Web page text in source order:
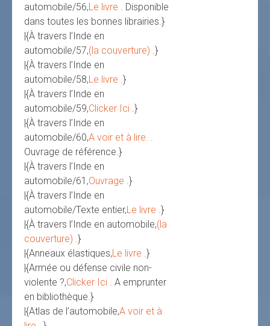
automobile/56,Le livre
. Disponible
dans toutes les bonnes librairies.}
|{À travers l’Inde en
automobile/57,(la couverture) .}
|{À travers l’Inde en
automobile/58,Le livre .}
|{À travers l’Inde en
automobile/59,Clicker Ici .}
|{À travers l’Inde en
automobile/60,A voir et à lire.
Ouvrage de référence.}
|{À travers l’Inde en
automobile/61,Ouvrage .}
|{À travers l’Inde en
automobile/Texte entier,Le livre .}
|{À travers l’Inde en automobile,(la
couverture) .}
|{Anneaux élastiques,Le livre .}
|{Armée ou défense civile non-
violente ?,Clicker Ici
. A emprunter
en bibliothèque.}
|{Atlas de l’automobile,A voir et à